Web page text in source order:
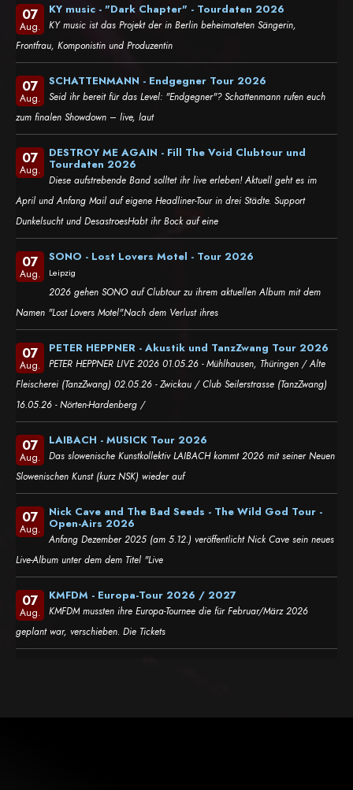
07
Aug.
KY music - "Dark Chapter" - Tourdaten 2026
KY music ist das Projekt der in Berlin beheimateten Sängerin,
Frontfrau, Komponistin und Produzentin
07
Aug.
SCHATTENMANN - Endgegner Tour 2026
Seid ihr bereit für das Level: "Endgegner"? Schattenmann rufen euch
zum finalen Showdown – live, laut
07
Aug.
DESTROY ME AGAIN - Fill The Void Clubtour und
Tourdaten 2026
Diese aufstrebende Band solltet ihr live erleben! Aktuell geht es im
April und Anfang Mail auf eigene Headliner-Tour in drei Städte. Support
Dunkelsucht und DesastroesHabt ihr Bock auf eine
07
Aug.
SONO - Lost Lovers Motel - Tour 2026
Leipzig
2026 gehen SONO auf Clubtour zu ihrem aktuellen Album mit dem
Namen "Lost Lovers Motel".Nach dem Verlust ihres
07
Aug.
PETER HEPPNER - Akustik und TanzZwang Tour 2026
PETER HEPPNER LIVE 2026 01.05.26 - Mühlhausen, Thüringen / Alte
Fleischerei (TanzZwang) 02.05.26 - Zwickau / Club Seilerstrasse (TanzZwang)
16.05.26 - Nörten-Hardenberg /
07
Aug.
LAIBACH - MUSICK Tour 2026
Das slowenische Kunstkollektiv LAIBACH kommt 2026 mit seiner Neuen
Slowenischen Kunst (kurz NSK) wieder auf
07
Aug.
Nick Cave and The Bad Seeds - The Wild God Tour -
Open-Airs 2026
Anfang Dezember 2025 (am 5.12.) veröffentlicht Nick Cave sein neues
Live-Album unter dem dem Titel "Live
07
Aug.
KMFDM - Europa-Tour 2026 / 2027
KMFDM mussten ihre Europa-Tournee die für Februar/März 2026
geplant war, verschieben. Die Tickets